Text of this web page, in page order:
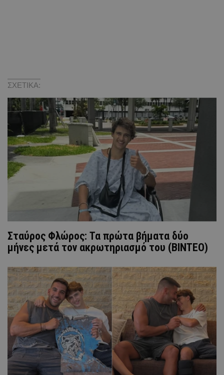
ΣΧΕΤΙΚΑ:
Σταύρος Φλώρος: Τα πρώτα βήματα δύο
μήνες μετά τον ακρωτηριασμό του (ΒΙΝΤΕΟ)